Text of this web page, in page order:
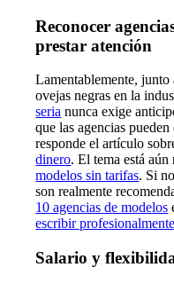
Reconocer
prestar atención
Lamentablemente, junto
ovejas negras en la
seria nunca exige
que las agencias
responde el artículo
dinero. El tema está
modelos sin tarifas. Si
son realmente
10 agencias de modelos
escribir
Salario y